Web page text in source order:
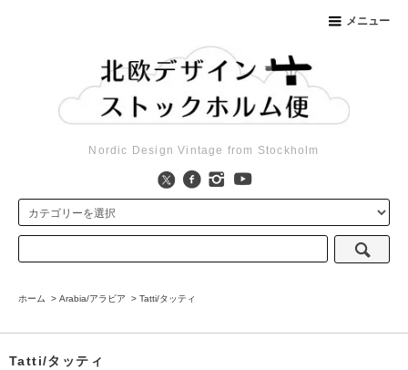
メニュー
Nordic Design Vintage from Stockholm
ホーム > Arabia/アラビア > Tatti/タッティ
Tatti/タッティ